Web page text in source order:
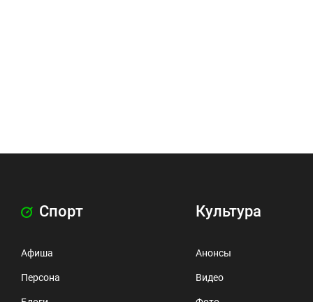
Спорт
Афиша
Персона
Культура
Анонсы
Видео